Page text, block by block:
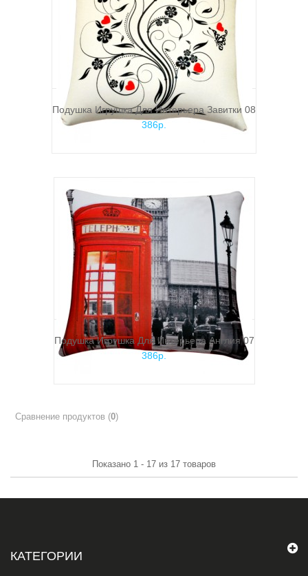
Подушка Игрушка Для Интерьера Завитки 08
386р.
Подушка Игрушка Для Интерьера Англия 07
386р.
Сравнение продуктов (0)
Показано 1 - 17 из 17 товаров
КАТЕГОРИИ